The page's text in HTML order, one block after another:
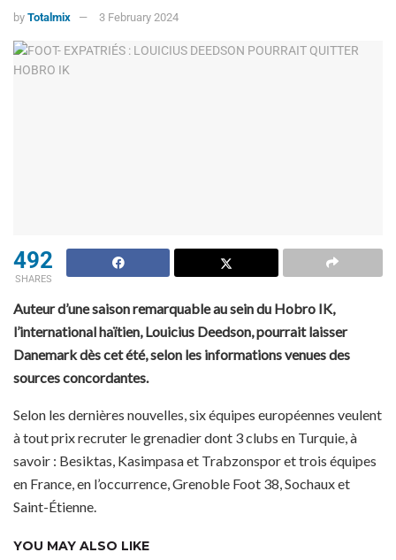
by Totalmix 3 February 2024
492
SHARES
Auteur d’une saison remarquable au sein du Hobro IK,
l’international haïtien, Louicius Deedson, pourrait laisser
Danemark dès cet été, selon les informations venues des
sources concordantes.
Selon les dernières nouvelles, six équipes européennes veulent
à tout prix recruter le grenadier dont 3 clubs en Turquie, à
savoir : Besiktas, Kasimpasa et Trabzonspor et trois équipes
en France, en l’occurrence, Grenoble Foot 38, Sochaux et
Saint-Étienne.
YOU MAY ALSO LIKE